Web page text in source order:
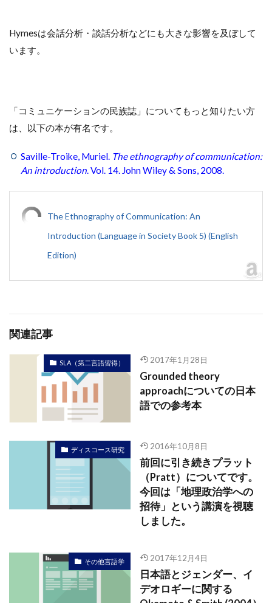
Hymesは会話分析・談話分析などにも大きな影響を及ぼして
います。
「コミュニケーションの民族誌」についてもっと知りたい方
は、以下の本が有名です。
Saville-Troike, Muriel. The ethnography of communication:
An introduction. Vol. 14. John Wiley & Sons, 2008.
The Ethnography of Communication: An
Introduction (Language in Society Book 5) (English
Edition)
関連記事
SLA（第二言語習得） 2017年1月28日
Grounded theory
approachについての日本
語での参考本
ディスコース研究 2016年10月8日
前回に引き続きプラット
（Pratt）についてです。
今回は「地理政治学への
招待」という講演を視聴
しました。
その他言語学 2017年12月4日
日本語とジェンダー、イ
デオロギーに関する